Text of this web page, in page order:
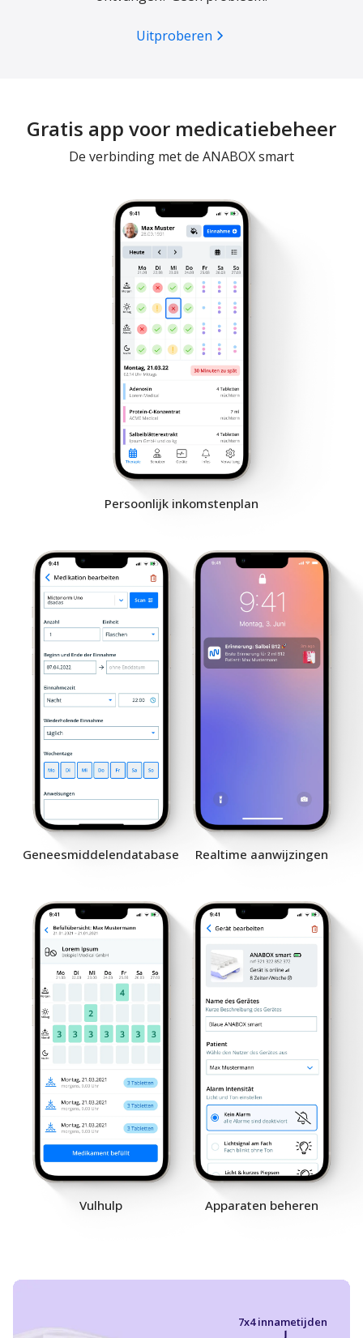
Uitproberen
Gratis app voor medicatiebeheer
De verbinding met de ANABOX smart
Persoonlijk inkomstenplan
Geneesmiddelendatabase Realtime aanwijzingen
Vulhulp Apparaten beheren
7x4 innametijden